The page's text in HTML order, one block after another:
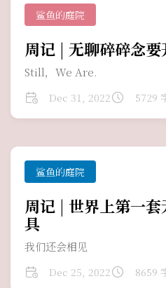
鲨鱼的庭院
周记 | 无聊碎碎念
Still，We Are.
Dec 31, 2022 5729
鲨鱼的庭院
周记 | 世界上第一
具
我们还会相见
Dec 25, 2022 8659